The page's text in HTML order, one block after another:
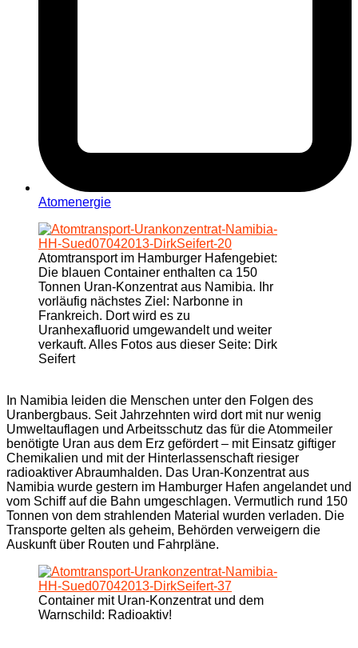
Atomenergie
Atomtransport im Hamburger Hafengebiet:
Die blauen Container enthalten ca 150
Tonnen Uran-Konzentrat aus Namibia. Ihr
vorläufig nächstes Ziel: Narbonne in
Frankreich. Dort wird es zu
Uranhexafluorid umgewandelt und weiter
verkauft. Alles Fotos aus dieser Seite: Dirk
Seifert
In Namibia leiden die Menschen unter den Folgen des
Uranbergbaus. Seit Jahrzehnten wird dort mit nur wenig
Umweltauflagen und Arbeitsschutz das für die Atommeiler
benötigte Uran aus dem Erz gefördert – mit Einsatz giftiger
Chemikalien und mit der Hinterlassenschaft riesiger
radioaktiver Abraumhalden. Das Uran-Konzentrat aus
Namibia wurde gestern im Hamburger Hafen angelandet und
vom Schiff auf die Bahn umgeschlagen. Vermutlich rund 150
Tonnen von dem strahlenden Material wurden verladen. Die
Transporte gelten als geheim, Behörden verweigern die
Auskunft über Routen und Fahrpläne.
Container mit Uran-Konzentrat und dem
Warnschild: Radioaktiv!